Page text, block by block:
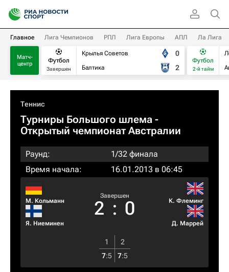
Главное Лига Чемпионов РПЛ Лига Европы АПЛ Ла Лига
Матч-
центр
Футбол
Завершен
Крылья Советов
Балтика
0
2
Футбол
2-й тайм
Теннис
Турниры Большого шлема -
Открытый чемпионат Австралии
Раунд:
1/32 финала
Время начала:
16.01.2013 в 06:45
М. Кольманн
Я. Ниеминен
Завершен
2 : 0 К. Флеминг
Д. Маррей
1
2
7:5 7:5